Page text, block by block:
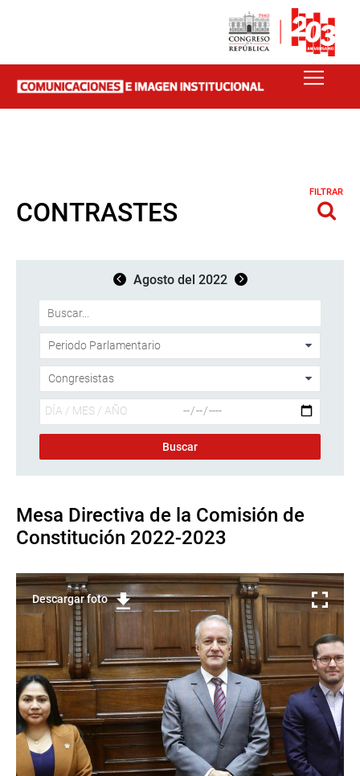
CONTRASTES
FILTRAR
Agosto del 2022
Mesa Directiva de la Comisión de
Constitución 2022-2023
Descargar foto